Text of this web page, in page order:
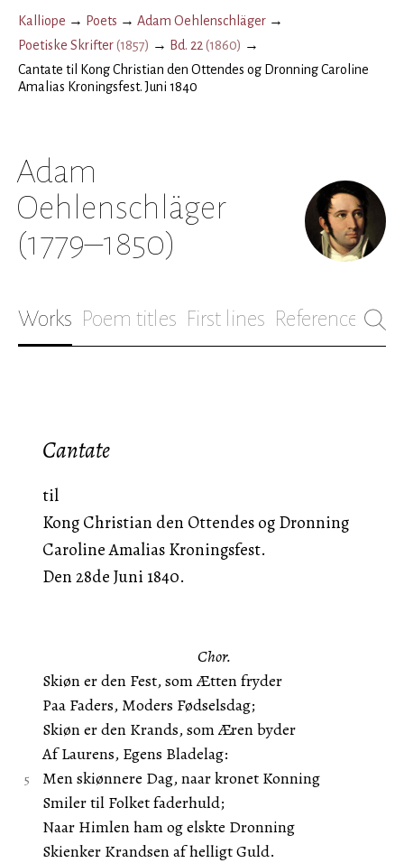
Kalliope → Poets → Adam Oehlenschläger →
Poetiske Skrifter(1857) → Bd. 22 (1860) →
Cantate til Kong Christian den Ottendes og Dronning Caroline
Amalias Kroningsfest. Juni 1840
Adam
Oehlenschläger
(1779–1850)
Works Poem titles First lines References
Cantate
til
Kong Christian den Ottendes og Dronning
Caroline Amalias Kroningsfest.
Den 28de Juni 1840.
Chor.
Skiøn er den Fest, som Ætten fryder
Paa Faders, Moders Fødselsdag;
Skiøn er den Krands, som Æren byder
Af Laurens, Egens Bladelag:
Men skiønnere Dag, naar kronet Konning
Smiler til Folket faderhuld;
Naar Himlen ham og elskte Dronning
Skienker Krandsen af helligt Guld.